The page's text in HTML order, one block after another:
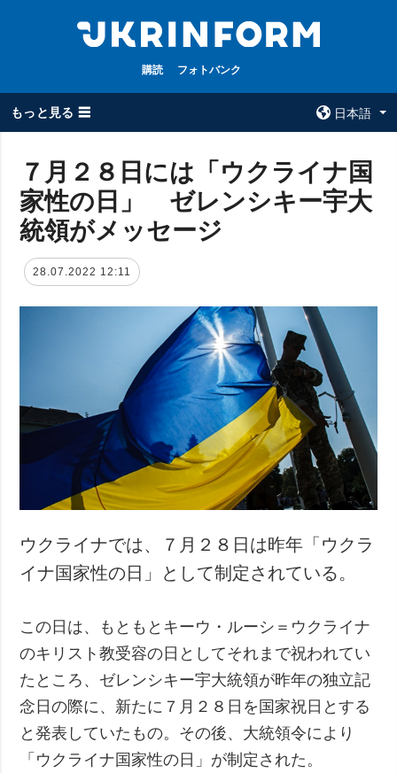
購読 フォトバンク
もっと見る ☰
日本語
全てのトピック
戦争
政治
経済・復興
犯罪
事故・緊急事態
ウクルインフォ
特集
インタビュー
写真
サービス
購読
フォトバンク
７月２８日には「ウクライナ国
家性の日」 ゼレンシキー宇大
統領がメッセージ
28.07.2022 12:11
ウクライナでは、７月２８日は昨年「ウクラ
イナ国家性の日」として制定されている。
この日は、もともとキーウ・ルーシ＝ウクライナ
のキリスト教受容の日としてそれまで祝われてい
たところ、ゼレンシキー宇大統領が昨年の独立記
念日の際に、新たに７月２８日を国家祝日とする
と発表していたもの。その後、大統領令により
「ウクライナ国家性の日」が制定された。